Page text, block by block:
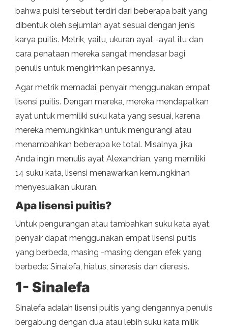
bahwa puisi tersebut terdiri dari beberapa bait yang
dibentuk oleh sejumlah ayat sesuai dengan jenis
karya puitis. Metrik, yaitu, ukuran ayat -ayat itu dan
cara penataan mereka sangat mendasar bagi
penulis untuk mengirimkan pesannya.
Agar metrik memadai, penyair menggunakan empat
lisensi puitis. Dengan mereka, mereka mendapatkan
ayat untuk memiliki suku kata yang sesuai, karena
mereka memungkinkan untuk mengurangi atau
menambahkan beberapa ke total. Misalnya, jika
Anda ingin menulis ayat Alexandrian, yang memiliki
14 suku kata, lisensi menawarkan kemungkinan
menyesuaikan ukuran.
Apa lisensi puitis?
Untuk pengurangan atau tambahkan suku kata ayat,
penyair dapat menggunakan empat lisensi puitis
yang berbeda, masing -masing dengan efek yang
berbeda: Sinalefa, hiatus, sineresis dan dieresis.
1- Sinalefa
Sinalefa adalah lisensi puitis yang dengannya penulis
bergabung dengan dua atau lebih suku kata milik